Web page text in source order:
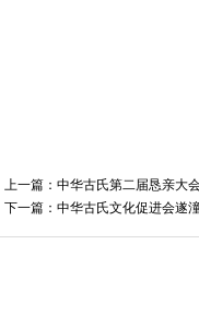
上一篇： 中华古氏第二届恳亲大
下一篇： 中华古氏文化促进会遂